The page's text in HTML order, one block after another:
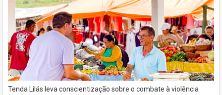
Tenda Lilás leva conscientização sobre o combate à violência